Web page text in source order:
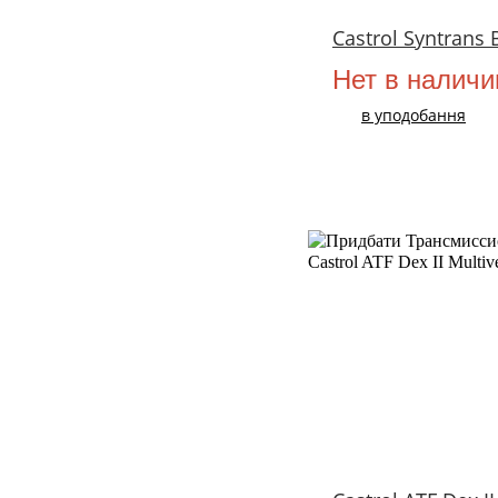
Castrol Syntrans
Нет в
в уподобання